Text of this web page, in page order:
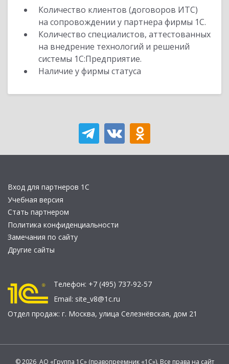
Количество клиентов (договоров ИТС)
на сопровождении у партнера фирмы 1С.
Количество специалистов, аттестованных
на внедрение технологий и решений
системы 1С:Предприятие.
Наличие у фирмы статуса
Вход для партнеров 1С
Учебная версия
Стать партнером
Политика конфиденциальности
Замечания по сайту
Другие сайты
Телефон: +7 (495) 737-92-57
Email: site_v8@1c.ru
Отдел продаж: г. Москва, улица Селезнёвская, дом 21
© 2026 АО «Группа 1С» (правопреемник «1С»). Все права на сайт